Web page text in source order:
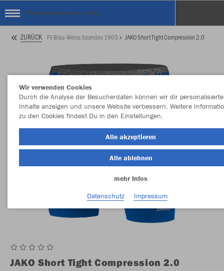
FV Blau-Weiss Spandau 1903
ZURÜCK FV Blau-Weiss Spandau 1903 JAKO Short Tight Compression 2.0
JAKO Short Tight Compression 2.0
Wir verwenden Cookies
Durch die Analyse der Besucherdaten können wir dir personalisierte
Inhalte anzeigen und unsere Website verbessern. Weitere
zu den Cookies findest Du in den Einstellungen.
Alle akzeptieren
Alle ablehnen
mehr Infos
Datenschutz
Impressum